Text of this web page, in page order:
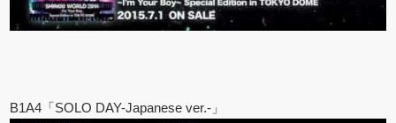
B1A4「SOLO DAY-Japanese ver.-」